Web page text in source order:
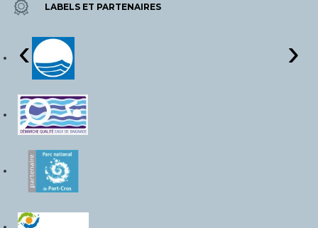
LABELS ET PARTENAIRES
‹ ›